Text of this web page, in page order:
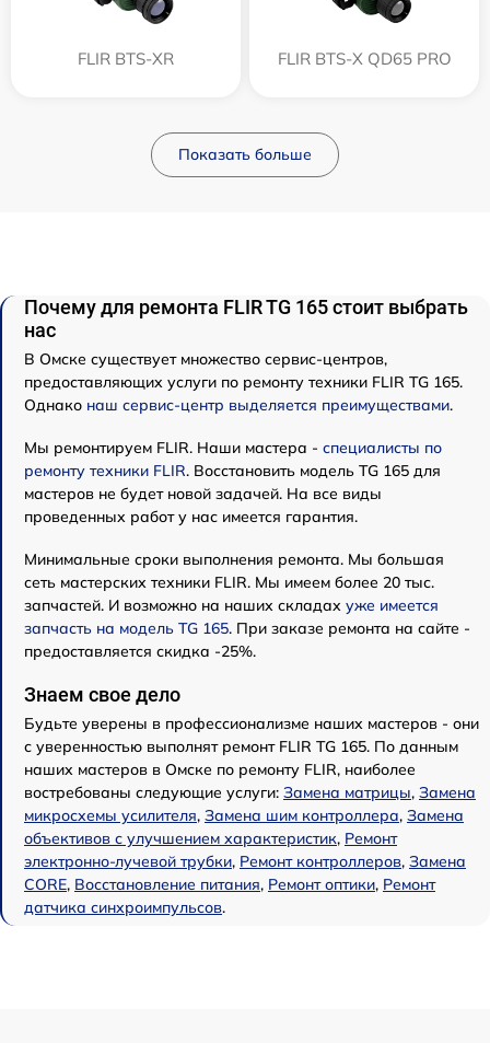
FLIR BTS-XR FLIR BTS-X QD65 PRO
Показать больше
Почему для ремонта FLIR TG 165 стоит выбрать
нас
В Омске существует множество сервис-центров,
предоставляющих услуги по ремонту техники FLIR TG 165.
Однако наш сервис-центр выделяется преимуществами.
Мы ремонтируем FLIR. Наши мастера - специалисты по
ремонту техники FLIR. Восстановить модель TG 165 для
мастеров не будет новой задачей. На все виды
проведенных работ у нас имеется гарантия.
Минимальные сроки выполнения ремонта. Мы большая
сеть мастерских техники FLIR. Мы имеем более 20 тыс.
запчастей. И возможно на наших складах уже имеется
запчасть на модель TG 165. При заказе ремонта на сайте -
предоставляется скидка -25%.
Знаем свое дело
Будьте уверены в профессионализме наших мастеров - они
с уверенностью выполнят ремонт FLIR TG 165. По данным
наших мастеров в Омске по ремонту FLIR, наиболее
востребованы следующие услуги: Замена матрицы, Замена
микросхемы усилителя, Замена шим контроллера, Замена
объективов с улучшением характеристик, Ремонт
электронно-лучевой трубки, Ремонт контроллеров, Замена
CORE, Восстановление питания, Ремонт оптики, Ремонт
датчика синхроимпульсов.